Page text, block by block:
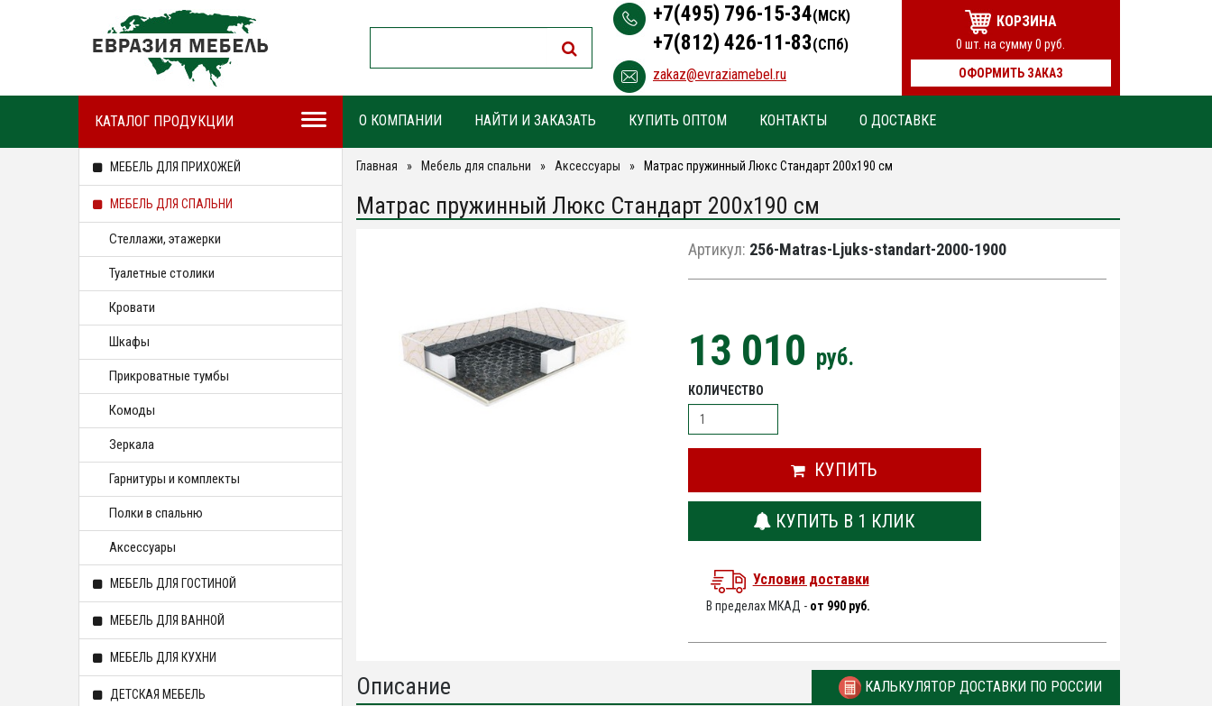
+7(495) 796-15-34(МСК)
+7(812) 426-11-83(СПб)
zakaz@evraziamebel.ru
КОРЗИНА
0 шт. на сумму0 руб.
ОФОРМИТЬ ЗАКАЗ
КАТАЛОГ ПРОДУКЦИИ О КОМПАНИИ НАЙТИ И ЗАКАЗАТЬ КУПИТЬ ОПТОМ КОНТАКТЫ О ДОСТАВКЕ
МЕБЕЛЬ ДЛЯ ПРИХОЖЕЙ
МЕБЕЛЬ ДЛЯ СПАЛЬНИ
Стеллажи, этажерки
Туалетные столики
Кровати
Шкафы
Прикроватные тумбы
Комоды
Зеркала
Гарнитуры и комплекты
Полки в спальню
Аксессуары
МЕБЕЛЬ ДЛЯ ГОСТИНОЙ
МЕБЕЛЬ ДЛЯ ВАННОЙ
МЕБЕЛЬ ДЛЯ КУХНИ
ДЕТСКАЯ МЕБЕЛЬ
Главная Мебель для спальни Аксессуары Матрас пружинный Люкс Стандарт 200х190 см
Матрас пружинный Люкс Стандарт 200х190 см
Артикул: 256-Matras-Ljuks-standart-2000-1900
13 010 руб.
КОЛИЧЕСТВО
КУПИТЬ
КУПИТЬ В 1 КЛИК
Условия доставки
В пределах МКАД - от 990 руб.
Описание КАЛЬКУЛЯТОР ДОСТАВКИ ПО РОССИИ